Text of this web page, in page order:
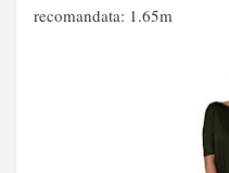
recomandata: 1.65m